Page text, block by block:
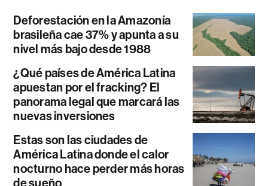
Deforestación en la Amazonía
brasileña cae 37% y apunta a su
nivel más bajo desde 1988
¿Qué países de América Latina
apuestan por el fracking? El
panorama legal que marcará las
nuevas inversiones
Estas son las ciudades de
América Latina donde el calor
nocturno hace perder más horas
de sueño